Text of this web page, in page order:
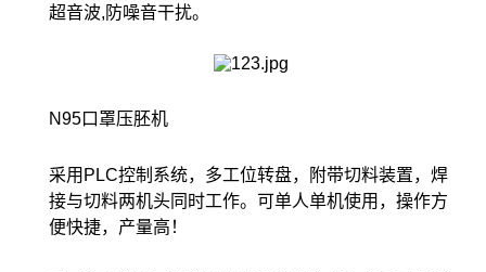
超音波,防噪音干扰。
N95口罩压胚机
采用PLC控制系统，多工位转盘，附带切料装置，焊
接与切料两机头同时工作。可单人单机使用，操作方
便快捷，产量高！